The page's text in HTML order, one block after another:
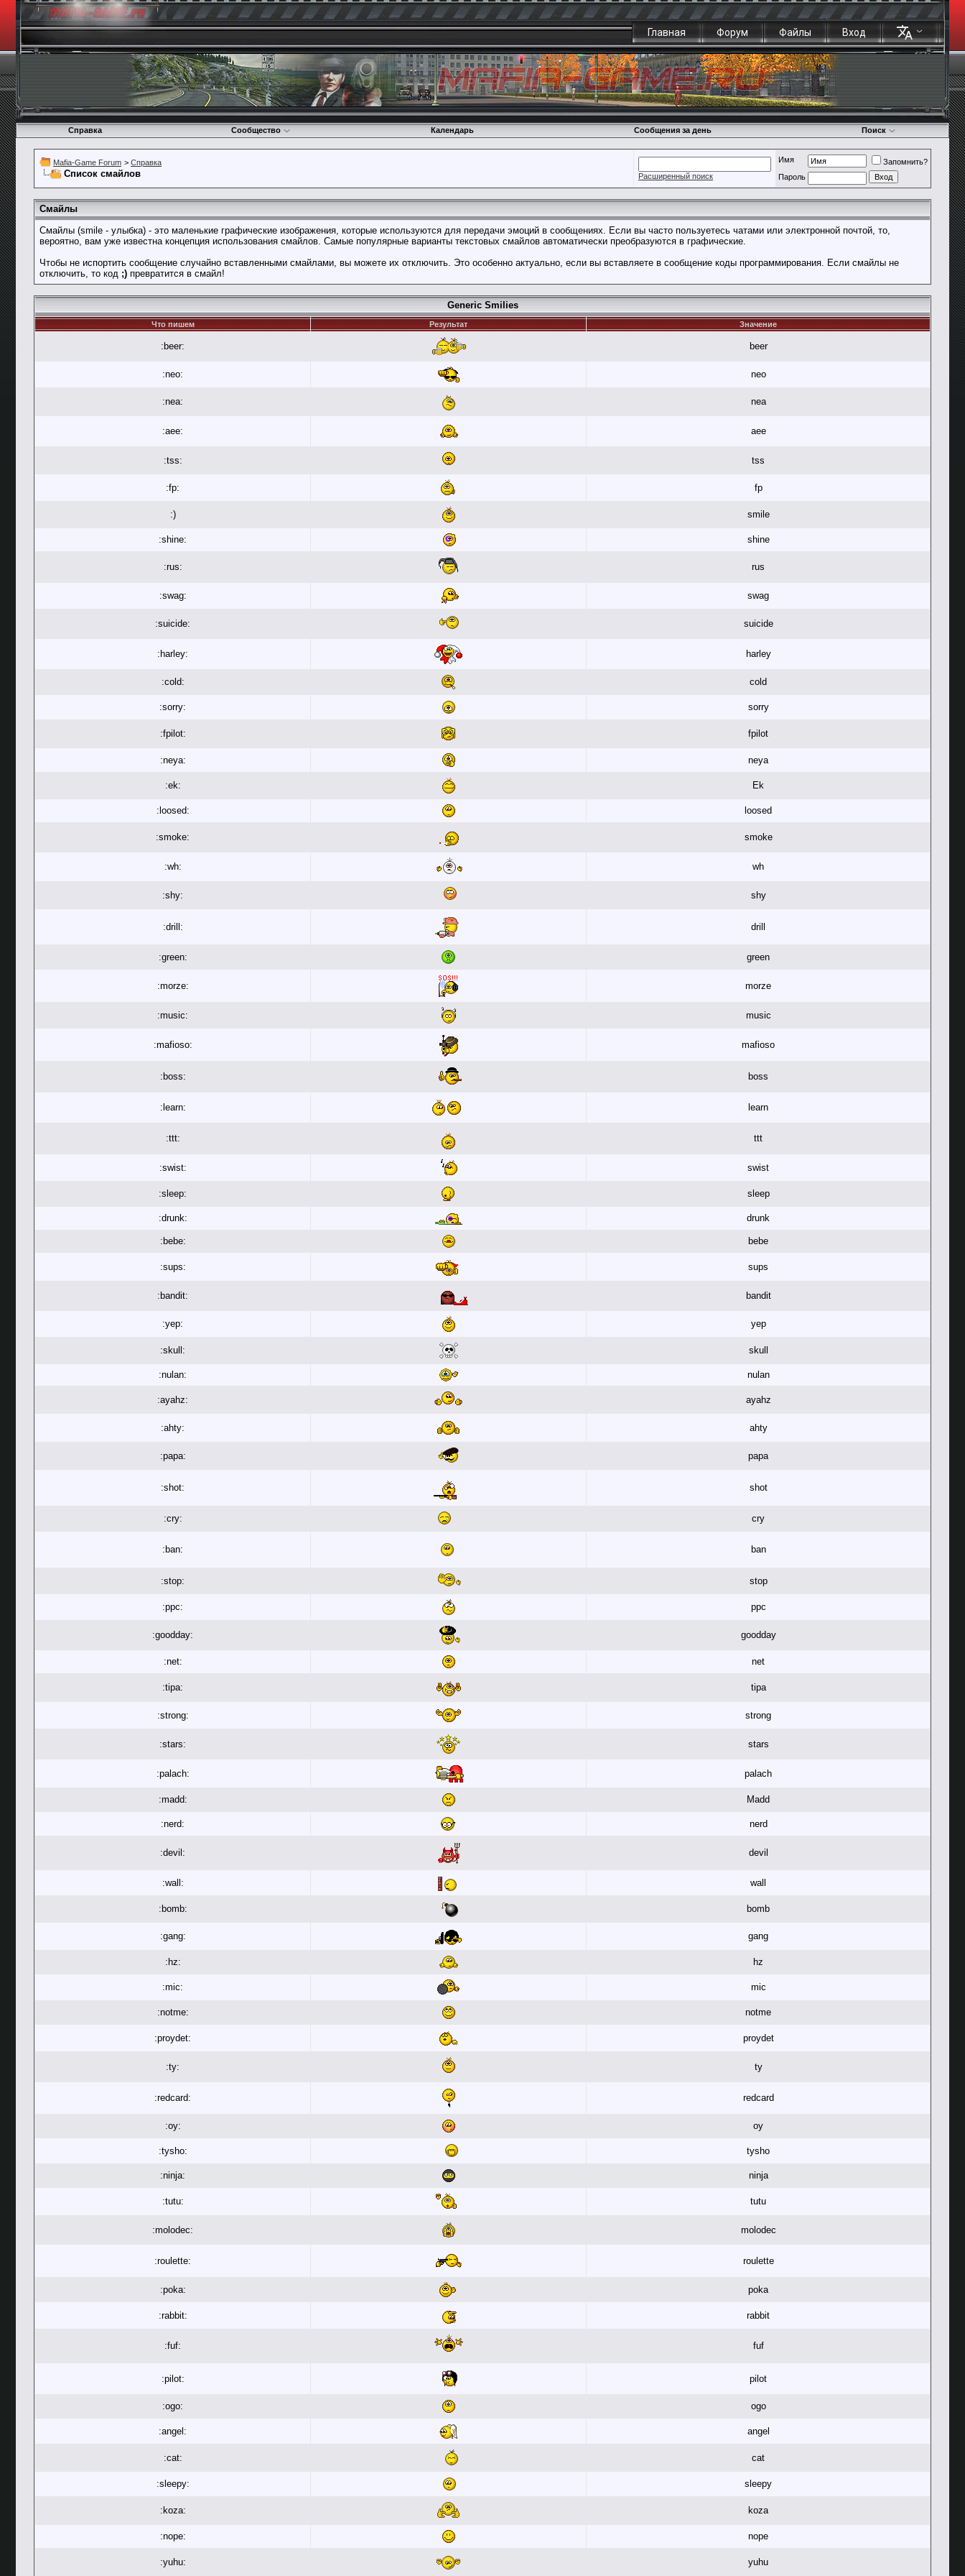
Главная Форум Файлы Вход
Справка Сообщество Календарь Сообщения за день Поиск
Mafia-Game Forum > Справка
Список смайлов Расширенный поиск
Имя
Запомнить?
Пароль
Смайлы
Смайлы (smile - улыбка) - это маленькие графические изображения, которые используются для передачи эмоций в сообщениях. Если вы часто пользуетесь чатами или электронной почтой, то,
вероятно, вам уже известна концепция использования смайлов. Самые популярные варианты текстовых смайлов автоматически преобразуются в графические.
Чтобы не испортить сообщение случайно вставленными смайлами, вы можете их отключить. Это особенно актуально, если вы вставляете в сообщение коды программирования. Если смайлы не
отключить, то код ;) превратится в смайл!
Generic Smilies
Что пишем Результат Значение
:beer: beer
:neo: neo
:nea: nea
:aee: aee
:tss: tss
:fp: fp
:) smile
:shine: shine
:rus: rus
:swag: swag
:suicide: suicide
:harley: harley
:cold: cold
:sorry: sorry
:fpilot: fpilot
:neya: neya
:ek: Ek
:loosed: loosed
:smoke: smoke
:wh: wh
:shy: shy
:drill: drill
:green: green
:morze: morze
:music: music
:mafioso: mafioso
:boss: boss
:learn: learn
:ttt: ttt
:swist: swist
:sleep: sleep
:drunk: drunk
:bebe: bebe
:sups: sups
:bandit: bandit
:yep: yep
:skull: skull
:nulan: nulan
:ayahz: ayahz
:ahty: ahty
:papa: papa
:shot: shot
:cry: cry
:ban: ban
:stop: stop
:ppc: ppc
:goodday: goodday
:net: net
:tipa: tipa
:strong: strong
:stars: stars
:palach: palach
:madd: Madd
:nerd: nerd
:devil: devil
:wall: wall
:bomb: bomb
:gang: gang
:hz: hz
:mic: mic
:notme: notme
:proydet: proydet
:ty: ty
:redcard: redcard
:oy: oy
:tysho: tysho
:ninja: ninja
:tutu: tutu
:molodec: molodec
:roulette: roulette
:poka: poka
:rabbit: rabbit
:fuf: fuf
:pilot: pilot
:ogo: ogo
:angel: angel
:cat: cat
:sleepy: sleepy
:koza: koza
:nope: nope
:yuhu: yuhu